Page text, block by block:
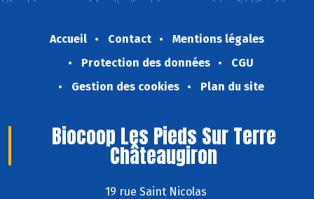
Accueil Contact
Mentions légales
Protection des données
CGU
Gestion des cookies
Plan du site
Biocoop Les Pieds Sur Terre
Châteaugiron
19 rue Saint Nicolas